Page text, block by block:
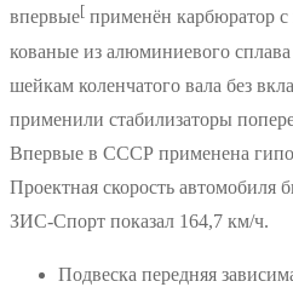
впервые[ применён карбюратор
кованые из алюминиевого
шейкам коленчатого вала без
применили стабилизаторы
Впервые в СССР применена
Проектная скорость автомобиля
ЗИС-Спорт показал 164,7 км/ч.
Подвеска передняя